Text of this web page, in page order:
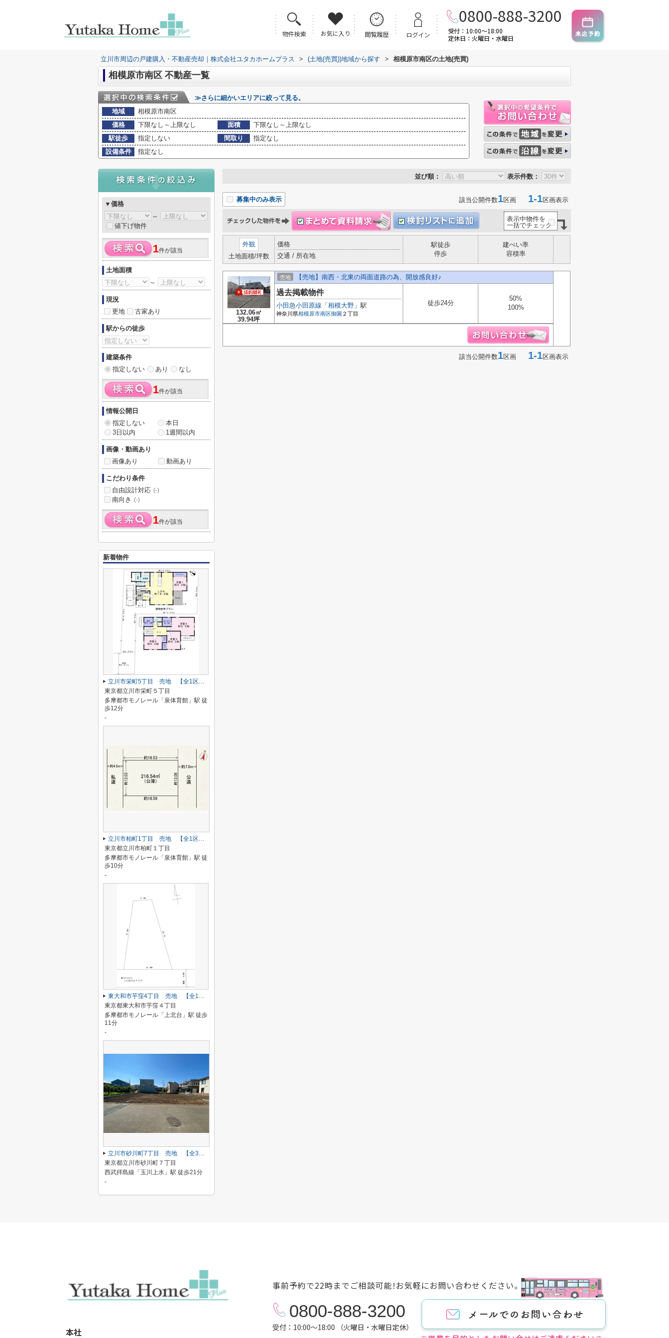
物件検索 お気に入り 閲覧履歴 ログイン
0800-888-3200
受付：10:00～18:00
定休日：火曜日・水曜日
立川市周辺の戸建購入・不動産売却｜株式会社ユタカホームプラス > (土地(売買))地域から探す > 相模原市南区の土地(売買)
相模原市南区 不動産一覧
≫さらに細かいエリアに絞って見る。
地域
相模原市南区
価格
下限なし～上限なし 面積
下限なし～上限なし
駅徒歩
指定しない 間取り
指定なし
設備条件
指定なし
並び順： 表示件数：
募集中のみ表示 該当公開件数1区画 1-1区画表示
表示中物件を
一括でチェック
外観
土地面積/坪数
価格
交通 / 所在地
駅徒歩
停歩
建ぺい率
容積率
132.06㎡
39.94坪
売地 【売地】南西・北東の両面道路の為、開放感良好♪
過去掲載物件
小田急小田原線 「 相模大野 」駅
神奈川県相模原市南区御園 ２丁目
徒歩24分
50%
100%
該当公開件数1区画 1-1区画表示
▼価格
～
値下げ物件
1件が該当
土地面積
～
現況
更地
古家あり
駅からの徒歩
建築条件
指定しない
あり なし
1件が該当
情報公開日
指定しない
本日
3日以内
1週間以内
画像・動画あり
画像あり
動画あり
こだわり条件
自由設計対応 (-)
南向き (-)
1件が該当
新着物件
立川市栄町5丁目 売地 【全1区画】
東京都立川市栄町５丁目
多摩都市モノレール「泉体育館」駅 徒
歩12分
-
立川市柏町1丁目 売地 【全1区画】
東京都立川市柏町１丁目
多摩都市モノレール「泉体育館」駅 徒
歩10分
-
東大和市芋窪4丁目 売地 【全1区画】
東京都東大和市芋窪４丁目
多摩都市モノレール「上北台」駅 徒歩
11分
-
立川市砂川町7丁目 売地 【全3区画】
東京都立川市砂川町７丁目
西武拝島線「玉川上水」駅 徒歩21分
-
本社
事前予約で22時までご相談可能!お気軽にお問い合わせください。
0800-888-3200
受付：10:00～18:00 （火曜日・水曜日定休）